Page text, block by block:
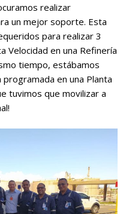
realizar
un mejor soporte. Esta
para realizar 3
Velocidad en una Refinería
tiempo, estábamos
en una Planta
tuvimos que movilizar a